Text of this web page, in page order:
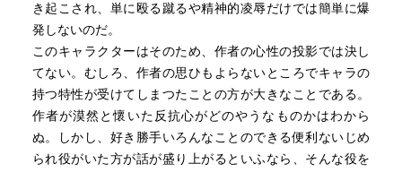
き起こされ、単に殴る蹴るや精神的凌辱だけでは簡単に爆
発しないのだ。
このキャラクターはそのため、作者の心性の投影では決し
てない。むしろ、作者の思ひもよらないところでキャラの
持つ特性が受けてしまつたことの方が大きなことである。
作者が漠然と懷いた反抗心がどのやうなものかはわから
ぬ。しかし、好き勝手いろんなことのできる便利ないじめ
られ役がいた方が話が盛り上がるといふなら、そんな役を